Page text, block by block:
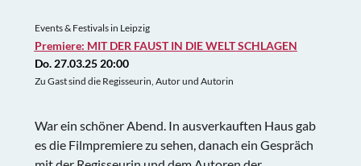
beim Bachfest in Leipzig als Laienchor "We are
Family" auftreten durften. Ein wirklich schöner,
nachdenklich stimmender und empfehlenswerter
Film.
Events & Festivals in Leipzig
Premiere: MIT DER FAUST IN DIE WELT SCHLAGEN
Do. 27.03.25 20:00
Zu Gast sind die Regisseurin, Autor und Autorin
War ein schöner Abend. In ausverkauften Haus gab
es die Filmpremiere zu sehen, danach ein Gespräch